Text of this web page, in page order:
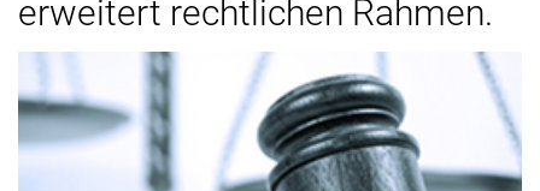
erweitert rechtlichen Rahmen.